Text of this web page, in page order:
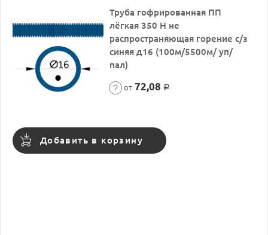
Труба гофрированная ПП
лёгкая 350 Н не
распространяющая горение с/з
синяя д16 (100м/5500м/ уп/
пал)
от 72,08 Р
Добавить в корзину